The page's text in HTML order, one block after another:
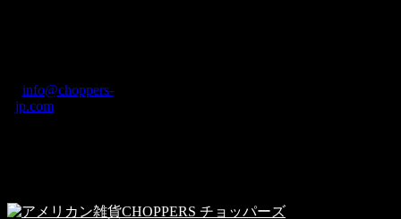
テ
ゴ
info@choppers-
jp.com